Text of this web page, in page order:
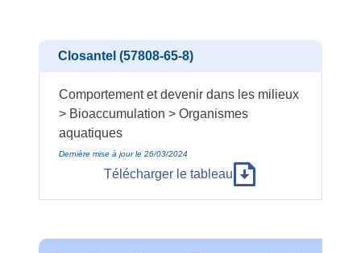
Closantel (57808-65-8)
Comportement et devenir dans les milieux
> Bioaccumulation > Organismes
aquatiques
Dernière mise à jour le 26/03/2024
Télécharger le tableau